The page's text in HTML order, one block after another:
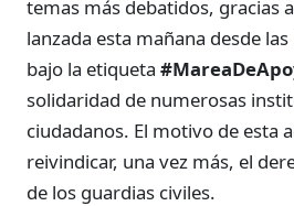
temas más debatidos, gracias
lanzada esta mañana desde
bajo la etiqueta
solidaridad de numerosas
ciudadanos. El motivo de esta
reivindicar, una vez más, el
de los guardias civiles.